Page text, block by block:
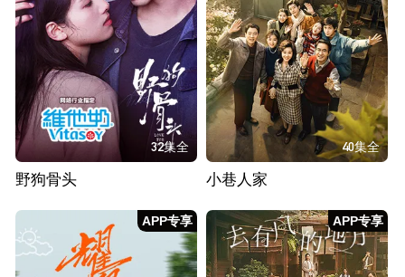
32集全
野狗骨头
40集全
小巷人家
APP专享 APP专享